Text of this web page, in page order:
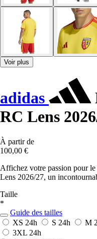
Voir plus
adidas
RC Lens
À partir de
100,00 €
Affichez votre passion pour
Lens 2026/27, un
Taille
*
Guide des tailles
XS 24h S 24h M
3XL 24h